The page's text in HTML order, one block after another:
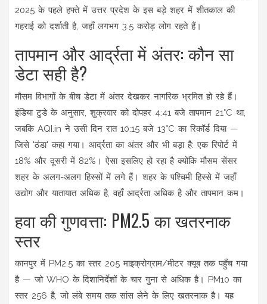
2025 के पहले हफ्ते मेंउत्तर प्रदेश के इस बड़े शहर में शीतकाल की
गहराई को दर्शाती है, जहाँ लगभग 3.5 करोड़ लोग रहते हैं।
तापमान और आर्द्रता में अंतर: कौन सा
डेटा सही है?
मौसम विभागों के बीच डेटा में अंतर देखकर नागरिक भ्रमित हो रहे हैं।
इंडिया टुडेके अनुसार, शुक्रवार को दोपहर 4:41 बजे तापमान 21°C था,
जबकि AQI.in ने उसी दिन रात 10:15 बजे 13°C का रिकॉर्ड दिया —
जिसे 'ठंडा' कहा गया। आर्द्रता का अंतर और भी बड़ा है: एक रिपोर्ट में
18% और दूसरी में 82%। ऐसा इसलिए हो रहा है क्योंकि मौसम सेंसर
शहर के अलग-अलग हिस्सों में लगे हैं। शहर के पश्चिमी हिस्से में जहाँ
उद्योग और यातायात अधिक है, वहाँ आर्द्रता अधिक है और तापमान कम।
हवा की गुणवत्ता: PM2.5 का खतरनाक
स्तर
कानपुर में PM2.5 का स्तर 205 माइक्रोग्राम/मीटर क्यूब तक पहुँच गया
है — जो WHO के दिशानिर्देशों के चार गुना से अधिक है। PM10 का
स्तर 256 है, जो लंबे समय तक सांस लेने के लिए खतरनाक है। यह